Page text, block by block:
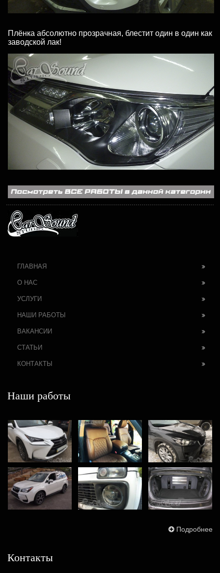
Плёнка абсолютно прозрачная, блестит один в один как
заводской лак!
ГЛАВНАЯ
О НАС
УСЛУГИ
НАШИ РАБОТЫ
ВАКАНСИИ
СТАТЬИ
КОНТАКТЫ
Наши работы
Подробнее
Контакты